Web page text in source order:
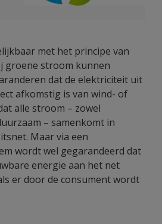
met het principe van
groene stroom kunnen
dat de elektriciteit uit
afkomstig is van wind- of
alle stroom – zowel
– samenkomt in
Maar via een
wordt wel gegarandeerd dat
energie aan het net
er door de consument wordt